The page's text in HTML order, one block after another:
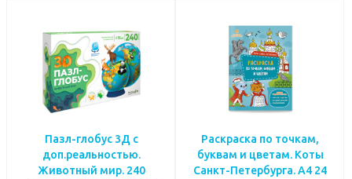
Пазл-глобус 3Д с
доп.реальностью.
Животный мир. 240
Раскраска по точкам,
буквам и цветам. Коты
Санкт-Петербурга. А4 24